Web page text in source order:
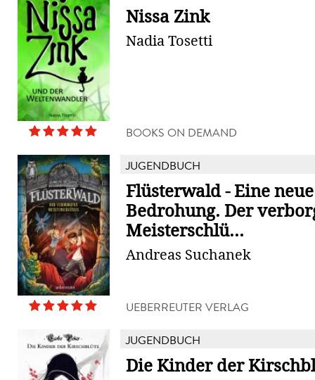
Nissa Zink
Nadia Tosetti
BOOKS ON DEMAND
JUGENDBUCH
Flüsterwald - Eine neue
Bedrohung. Der
Meisterschlü...
Andreas Suchanek
UEBERREUTER VERLAG
JUGENDBUCH
Die Kinder der